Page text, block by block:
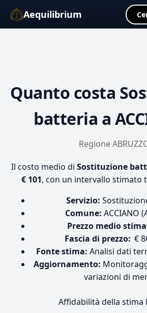
Aequilibrium
Quanto costa
batteria a
Regione
Il costo medio di Sostituzione
€ 101, con un intervallo stimato
Servizio:
Comune: ACCIANO
Prezzo medio
Fascia di prezzo: €
Fonte stima: Analisi dati
Aggiornamento:
variazioni di
Affidabilità della stima